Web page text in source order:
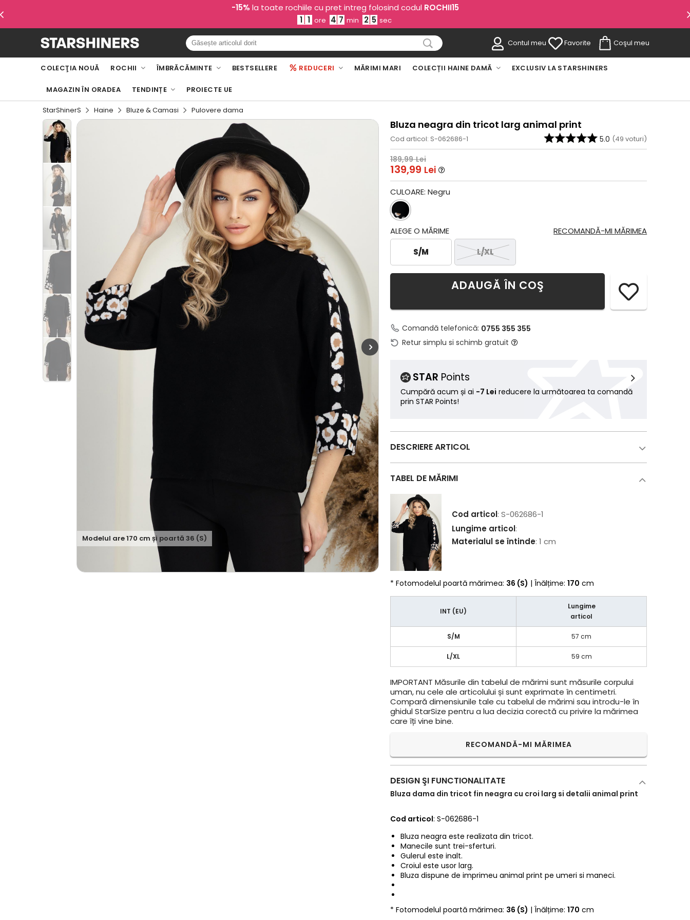
-15% la toate rochiile cu pret intreg folosind codul ROCHII15
1 1 ore 4 7 min 2 4 sec
Contul meu Favorite Coşul meu
COLECŢIA NOUĂ ROCHII ÎMBRĂCĂMINTE BESTSELLERE REDUCERI MĂRIMI MARI COLECȚII HAINE DAMĂ EXCLUSIV LA STARSHINERS
MAGAZIN ÎN ORADEA TENDINȚE PROIECTE UE
StarShinerS Haine Bluze & Camasi Pulovere dama
Modelul are170 cm și poartă36 (S)
Bluza neagra din tricot larg animal print
Cod articol: S-062686-1 5.0 (49 voturi)
189,99 Lei
139,99 Lei
CULOARE:Negru
RECOMANDĂ-MI MĂRIMEA
ALEGE O MĂRIME
S/M
L/XL
ADAUGĂ ÎN COŞ
Comandă telefonică: 0755 355 355
Retur simplu si schimb gratuit
STAR Points
Cumpără acum și ai -7 Lei reducere la următoarea ta comandă
prin STAR Points!
DESCRIERE ARTICOL
TABEL DE MĂRIMI
Cod articol: S-062686-1
Lungime articol:
Materialul se întinde: 1 cm
* Fotomodelul poartă mărimea: 36 (S) | Înălțime:170 cm
INT (EU)
Lungime
articol
S/M 57 cm
L/XL 59 cm
IMPORTANT Măsurile din tabelul de mărimi sunt măsurile corpului
uman, nu cele ale articolului și sunt exprimate în centimetri.
Compară dimensiunile tale cu tabelul de mărimi sau introdu-le în
ghidul StarSize pentru a lua decizia corectă cu privire la mărimea
care îți vine bine.
RECOMANDĂ-MI MĂRIMEA
DESIGN ŞI FUNCTIONALITATE
Bluza dama din tricot fin neagra cu croi larg si detalii animal print
Cod articol: S-062686-1
Bluza neagra este realizata din tricot.
Manecile sunt trei-sferturi.
Gulerul este inalt.
Croiul este usor larg.
Bluza dispune de imprimeu animal print pe umeri si maneci.
* Fotomodelul poartă mărimea: 36 (S) | Înălțime:170 cm